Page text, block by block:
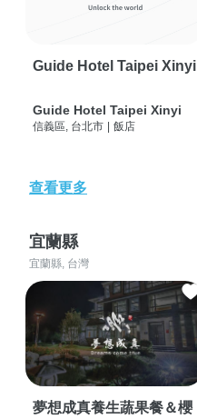
Guide Hotel Taipei Xinyi
Guide Hotel Taipei Xinyi
信義區, 台北市 | 飯店
查看更多
宜蘭縣
宜蘭縣, 台灣
夢想成真養生蔬果餐＆櫻